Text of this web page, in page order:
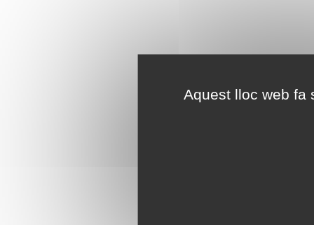
Aquest lloc web fa